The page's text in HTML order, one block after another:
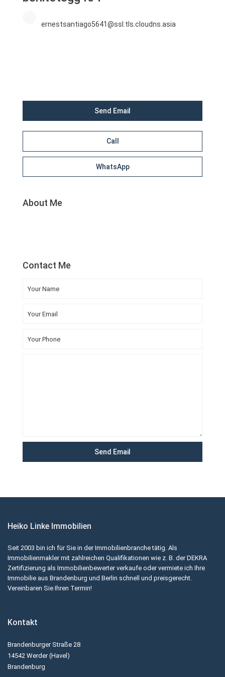
ernestsantiago5641@ssl.tls.cloudns.asia
Send Email
Call
WhatsApp
About Me
Contact Me
Heiko Linke Immobilien
Seit 2003 bin ich für Sie in der Immobilienbranche tätig. Als
Immobilienmakler mit zahlreichen Qualifikationen wie z. B. der DEKRA
Zertifizierung als Immobilienbewerter verkaufe oder vermiete ich Ihre
Immobilie aus Brandenburg und Berlin schnell und preisgerecht.
Vereinbaren Sie Ihren Termin!
Kontakt
Brandenburger Straße 28
14542 Werder (Havel)
Brandenburg